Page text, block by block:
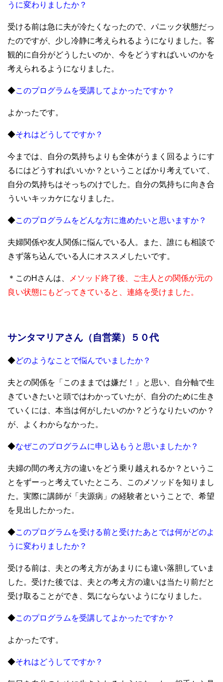
うに変わりましたか？
受ける前は急に夫が冷たくなったので、パニック状態だっ
たのですが、少し冷静に考えられるようになりました。客
観的に自分がどうしたいのか、今をどうすればいいのかを
考えられるようになりました。
◆このプログラムを受講してよかったですか？
よかったです。
◆それはどうしてですか？
今までは、自分の気持ちよりも全体がうまく回るようにす
るにはどうすればいいか？ということばかり考えていて、
自分の気持ちはそっちのけでした。自分の気持ちに向き合
ういいキッカケになりました。
◆このプログラムをどんな方に進めたいと思いますか？
夫婦関係や友人関係に悩んでいる人。また、誰にも相談で
きず落ち込んでいる人にオススメしたいです。
＊このHさんは、
メソッド終了後、ご主人との関係が元の
良い状態にもどってきていると、連絡を受けました。
サンタマリアさん（自営業）５０代
◆どのようなことで悩んでいましたか？
夫との関係を「このままでは嫌だ！」と思い、自分軸で生
きていきたいと頭ではわかっていたが、自分のために生き
ていくには、本当は何がしたいのか？どうなりたいのか？
が、よくわからなかった。
◆なぜこのプログラムに申し込もうと思いましたか？
夫婦の間の考え方の違いをどう乗り越えれるか？というこ
とをずーっと考えていたところ、このメソッドを知りまし
た。実際に講師が「夫源病」の経験者ということで、希望
を見出したかった。
◆このプログラムを受ける前と受けたあとでは何がどのよ
うに変わりましたか？
受ける前は、夫との考え方があまりにも違い落胆していま
した。受けた後では、夫との考え方の違いは当たり前だと
受け取ることができ、気にならないようになりました。
◆このプログラムを受講してよかったですか？
よかったです。
◆それはどうしてですか？